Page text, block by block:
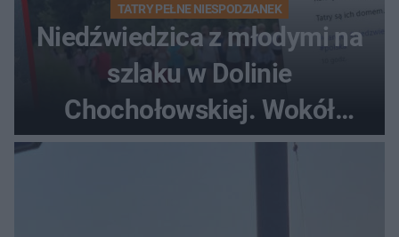
TATRY PEŁNE NIESPODZIANEK
Niedźwiedzica z młodymi na
szlaku w Dolinie
Chochołowskiej. Wokół
turyści!